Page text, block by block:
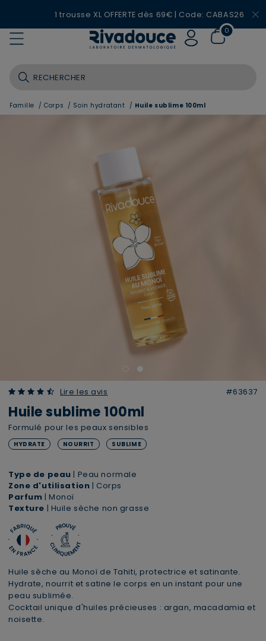
1 trousse XL OFFERTE dès 69€ | Code: CABAS26
0
Famille /Corps / Soin hydratant / Huile sublime 100ml
4.60 out of 5 Customer Rating
Lire les avis #63637
Huile sublime 100ml
Formulé pour les peaux sensibles
HYDRATE NOURRIT SUBLIME
Type de peau | Peau normale
Zone d'utilisation | Corps
Parfum | Monoï
Texture | Huile sèche non grasse
Huile sèche au Monoï de Tahiti, protectrice et satinante.
Hydrate, nourrit et satine le corps en un instant pour une
peau sublimée.
Cocktail unique d'huiles précieuses : argan, macadamia et
noisette.